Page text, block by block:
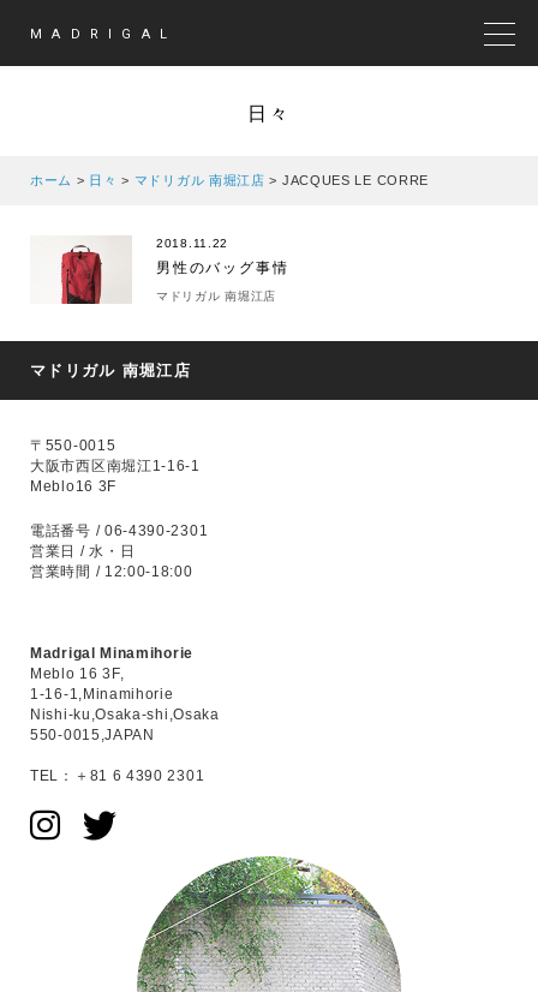
MADRIGAL
日々
ホーム > 日々 > マドリガル 南堀江店 > JACQUES LE CORRE
2018.11.22
男性のバッグ事情
マドリガル 南堀江店
マドリガル 南堀江店
〒550-0015
大阪市西区南堀江1-16-1
Meblo16 3F
電話番号 / 06-4390-2301
営業日 / 水・日
営業時間 / 12:00-18:00
Madrigal Minamihorie
Meblo 16 3F,
1-16-1,Minamihorie
Nishi-ku,Osaka-shi,Osaka
550-0015,JAPAN
TEL：＋81 6 4390 2301